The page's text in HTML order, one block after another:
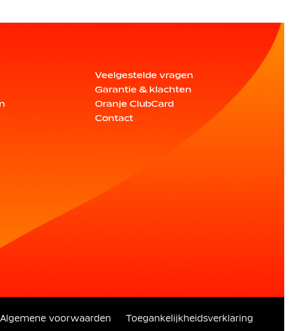
Veelgestelde vragen
Garantie & klachten
Oranje ClubCard
Contact
Algemene voorwaarden Toegankelijkheidsverklaring